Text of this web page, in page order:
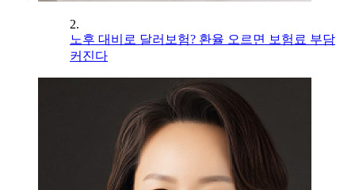
2.
노후 대비로 달러보험? 환율 오르면 보험료 부담
커진다